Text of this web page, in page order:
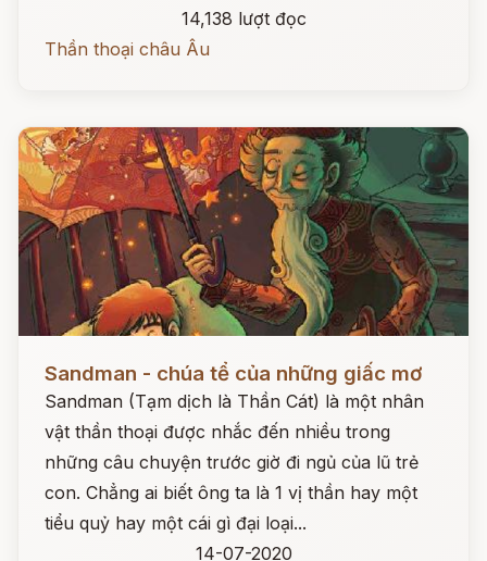
14,138 lượt đọc
Thần thoại châu Âu
Sandman - chúa tể của những giấc mơ
Sandman (Tạm dịch là Thần Cát) là một nhân
vật thần thoại được nhắc đến nhiều trong
những câu chuyện trước giờ đi ngủ của lũ trẻ
con. Chẳng ai biết ông ta là 1 vị thần hay một
tiểu quỷ hay một cái gì đại loại...
14-07-2020